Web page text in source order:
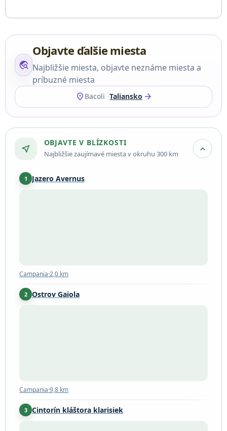
travel_explore
Objavte ďalšie miesta
Najbližšie miesta, objavte neznáme miesta a
príbuzné miesta
location_on Bacoli Taliansko arrow_forward
near_me
OBJAVTE V BLÍZKOSTI
Najbližšie zaujímavé miesta v okruhu 300 km expand_more
1 Jazero Avernus
Campania·2,0 km
2 Ostrov Gaiola
Campania·9,8 km
3 Cintorín kláštora klarisiek